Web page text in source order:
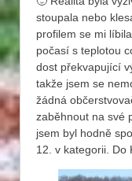
stoupala nebo
profilem se mi
počasí s teplotou
dost překvapující
takže jsem se
žádná
zaběhnout na své
jsem byl hodně
12. v kategorii. Do